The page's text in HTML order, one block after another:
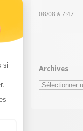
08/08 à 7:47
Archives
Archives